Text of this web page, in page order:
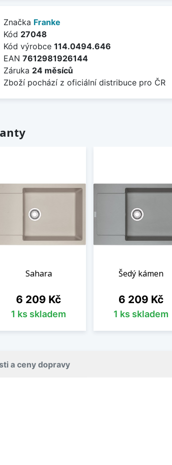
Značka Franke
Kód 27048
Kód výrobce 114.0494.646
EAN 7612981926144
Záruka 24 měsíců
Zboží pochází z oficiální distribuce pro ČR
Sahara
Cena
6 209 Kč
1 ks skladem
Šedý kámen
Cena
6 209 Kč
1 ks skladem
a ceny dopravy